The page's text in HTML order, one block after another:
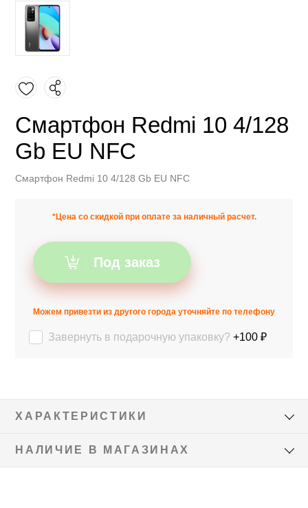
Смартфон Redmi 10 4/128
Gb EU NFC
Смартфон Redmi 10 4/128 Gb EU NFC
*Цена со скидкой при оплате за наличный расчет.
Под заказ
Можем привезти из другого города уточняйте по телефону
Завернуть в подарочную упаковку? +100 ₽
ХАРАКТЕРИСТИКИ
НАЛИЧИЕ В МАГАЗИНАХ